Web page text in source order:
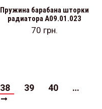
Пружина барабана шторки
радиатора А09.01.023
70 грн.
38 39 40
…